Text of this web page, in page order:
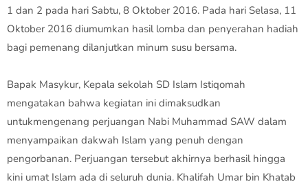
1 dan 2 pada hari Sabtu, 8 Oktober 2016. Pada hari Selasa, 11
Oktober 2016 diumumkan hasil lomba dan penyerahan hadiah
bagi pemenang dilanjutkan minum susu bersama.
Bapak Masykur, Kepala sekolah SD Islam Istiqomah
mengatakan bahwa kegiatan ini dimaksudkan
untukmengenang perjuangan Nabi Muhammad SAW dalam
menyampaikan dakwah Islam yang penuh dengan
pengorbanan. Perjuangan tersebut akhirnya berhasil hingga
kini umat Islam ada di seluruh dunia. Khalifah Umar bin Khatab